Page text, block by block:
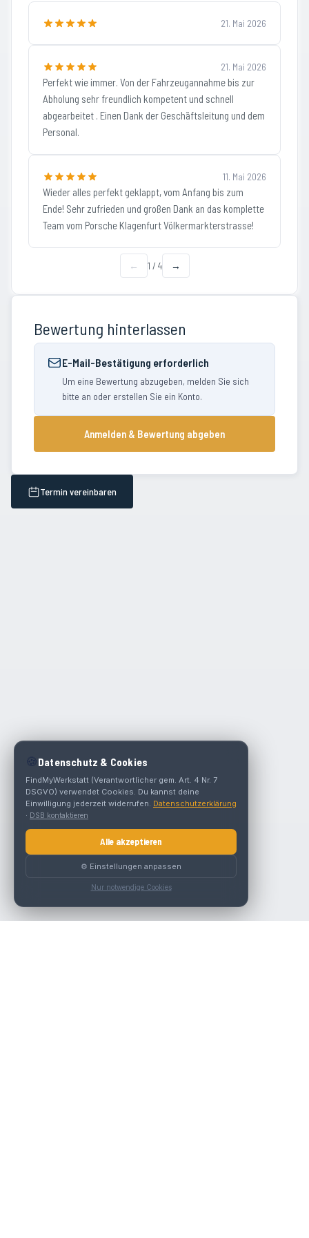
21. Mai 2026
21. Mai 2026
Perfekt wie immer. Von der Fahrzeugannahme bis zur
Abholung sehr freundlich kompetent und schnell
abgearbeitet . Einen Dank der Geschäftsleitung und dem
Personal.
11. Mai 2026
Wieder alles perfekt geklappt, vom Anfang bis zum
Ende! Sehr zufrieden und großen Dank an das komplette
Team vom Porsche Klagenfurt Völkermarkterstrasse!
← 1 / 4 →
Bewertung hinterlassen
E-Mail-Bestätigung erforderlich
Um eine Bewertung abzugeben, melden Sie sich
bitte an oder erstellen Sie ein Konto.
Anmelden & Bewertung abgeben
Termin vereinbaren
🍪 Datenschutz & Cookies
FindMyWerkstatt (Verantwortlicher gem. Art. 4 Nr. 7
DSGVO) verwendet Cookies. Du kannst deine
Einwilligung jederzeit widerrufen. Datenschutzerklärung
· DSB kontaktieren
Alle akzeptieren
⚙️ Einstellungen anpassen
Nur notwendige Cookies